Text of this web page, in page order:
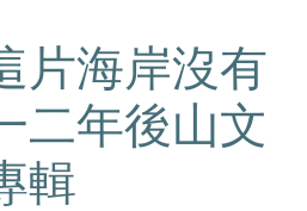
片海岸沒有
二年後山文
輯